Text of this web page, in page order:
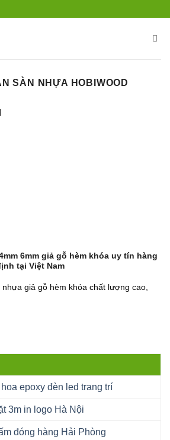
SÀN NHỰA HOBIWOOD
6mm giả gỗ hèm khóa uy tín hàng
tại Việt Nam
giả gỗ hèm khóa chất lượng cao,
epoxy đèn led trang trí
3m in logo Hà Nội
đóng hàng Hải Phòng